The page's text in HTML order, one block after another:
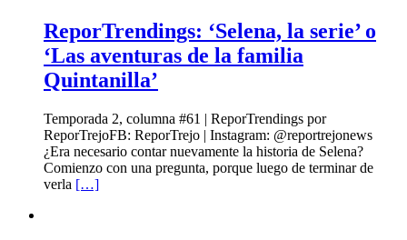
ReporTrendings: ‘Selena, la serie’ o
‘Las aventuras de la familia
Quintanilla’
Temporada 2, columna #61 | ReporTrendings por
ReporTrejoFB: ReporTrejo | Instagram: @reportrejonews
¿Era necesario contar nuevamente la historia de Selena?
Comienzo con una pregunta, porque luego de terminar de
verla […]